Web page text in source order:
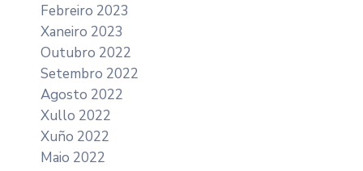
Febreiro 2023
Xaneiro 2023
Outubro 2022
Setembro 2022
Agosto 2022
Xullo 2022
Xuño 2022
Maio 2022